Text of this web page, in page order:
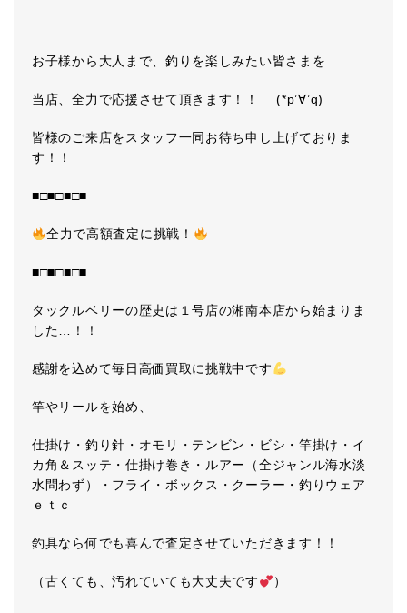
お子様から大人まで、釣りを楽しみたい皆さまを
当店、全力で応援させて頂きます！！ (*p’∀’q)
皆様のご来店をスタッフ一同お待ち申し上げておりま
す！！
■□■□■□■
全力で高額査定に挑戦！
■□■□■□■
タックルベリーの歴史は１号店の湘南本店から始まりま
した…！！
感謝を込めて毎日高価買取に挑戦中です
竿やリールを始め、
仕掛け・釣り針・オモリ・テンビン・ビシ・竿掛け・イ
カ角＆スッテ・仕掛け巻き・ルアー（全ジャンル海水淡
水問わず）・フライ・ボックス・クーラー・釣りウェア
ｅｔｃ
釣具なら何でも喜んで査定させていただきます！！
（古くても、汚れていても大丈夫です ）